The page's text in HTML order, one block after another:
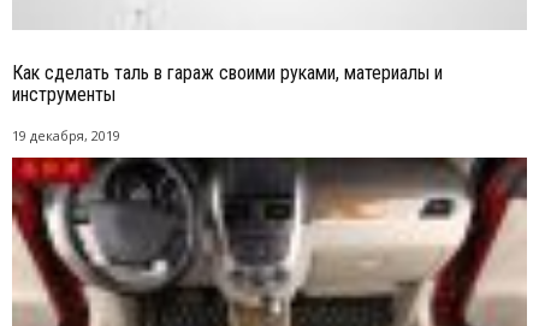
Как сделать таль в гараж своими руками, материалы и
инструменты
19 декабря, 2019